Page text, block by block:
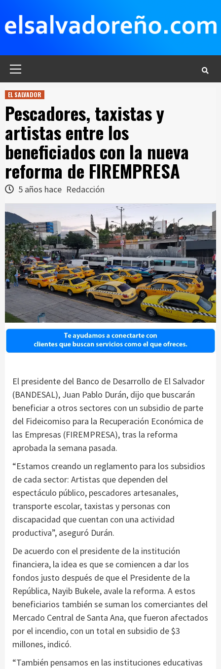
contenido
EL SALVADOR
Pescadores, taxistas y
artistas entre los
beneficiados con la nueva
reforma de FIREMPRESA
5 años hace Redacción
El presidente del Banco de Desarrollo de El Salvador
(BANDESAL), Juan Pablo Durán, dijo que buscarán
beneficiar a otros sectores con un subsidio de parte
del Fideicomiso para la Recuperación Económica de
las Empresas (FIREMPRESA), tras la reforma
aprobada la semana pasada.
“Estamos creando un reglamento para los subsidios
de cada sector: Artistas que dependen del
espectáculo público, pescadores artesanales,
transporte escolar, taxistas y personas con
discapacidad que cuentan con una actividad
productiva”, aseguró Durán.
De acuerdo con el presidente de la institución
financiera, la idea es que se comiencen a dar los
fondos justo después de que el Presidente de la
República, Nayib Bukele, avale la reforma. A estos
beneficiarios también se suman los comerciantes del
Mercado Central de Santa Ana, que fueron afectados
por el incendio, con un total en subsidio de $3
millones, indicó.
“También pensamos en las instituciones educativas